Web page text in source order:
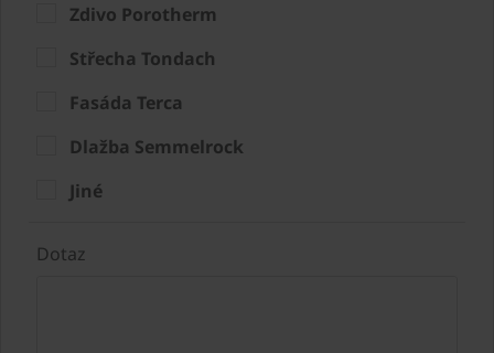
Zdivo Porotherm
Střecha Tondach
Fasáda Terca
Dlažba Semmelrock
Jiné
Dotaz